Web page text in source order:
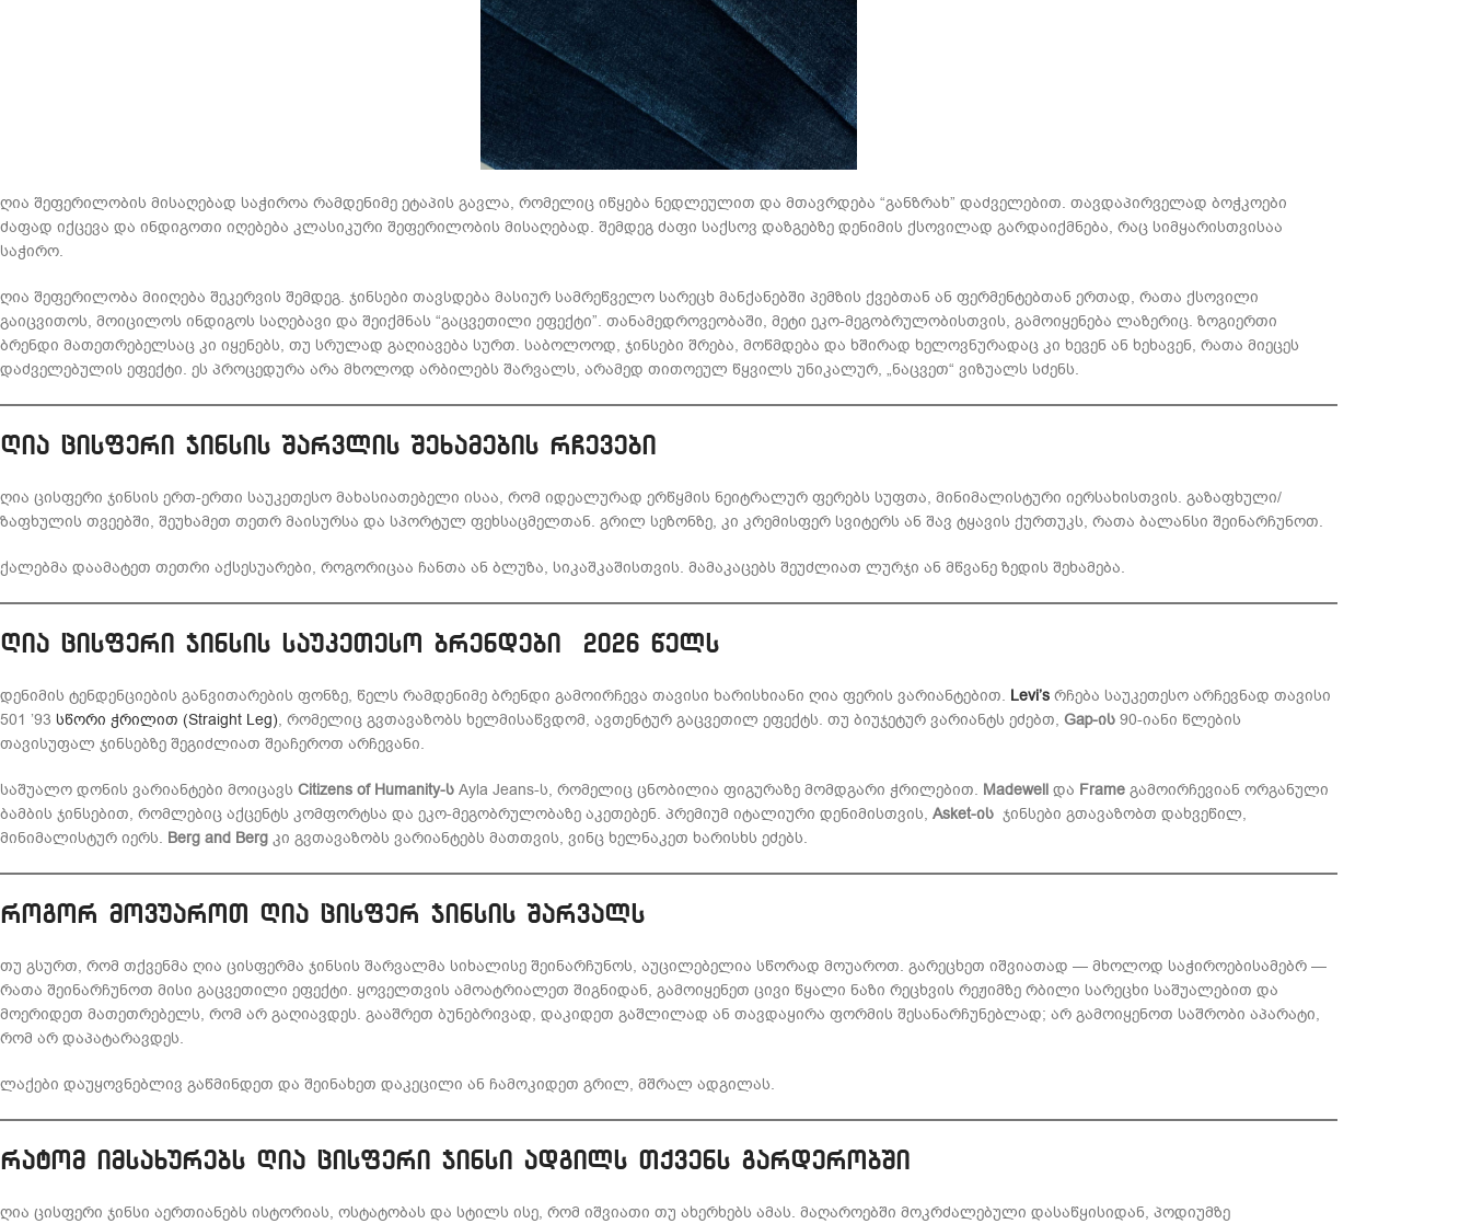
ღია შეფერილობის მისაღებად საჭიროა რამდენიმე ეტაპის გავლა, რომელიც იწყება ნედლეულით და მთავრდება “განზრახ” დაძველებით. თავდაპირველად ბოჭკოები
ძაფად იქცევა და ინდიგოთი იღებება კლასიკური შეფერილობის მისაღებად. შემდეგ ძაფი საქსოვ დაზგებზე დენიმის ქსოვილად გარდაიქმნება, რაც სიმყარისთვისაა
საჭირო.
ღია შეფერილობა მიიღება შეკერვის შემდეგ. ჯინსები თავსდება მასიურ სამრეწველო სარეცხ მანქანებში პემზის ქვებთან ან ფერმენტებთან ერთად, რათა ქსოვილი
გაიცვითოს, მოიცილოს ინდიგოს საღებავი და შეიქმნას “გაცვეთილი ეფექტი”. თანამედროვეობაში, მეტი ეკო-მეგობრულობისთვის, გამოიყენება ლაზერიც. ზოგიერთი
ბრენდი მათეთრებელსაც კი იყენებს, თუ სრულად გაღიავება სურთ. საბოლოოდ, ჯინსები შრება, მოწმდება და ხშირად ხელოვნურადაც კი ხევენ ან ხეხავენ, რათა მიეცეს
დაძველებულის ეფექტი. ეს პროცედურა არა მხოლოდ არბილებს შარვალს, არამედ თითოეულ წყვილს უნიკალურ, „ნაცვეთ“ ვიზუალს სძენს.
ღია ცისფერი ჯინსის შარვლის შეხამების რჩევები
ღია ცისფერი ჯინსის ერთ-ერთი საუკეთესო მახასიათებელი ისაა, რომ იდეალურად ერწყმის ნეიტრალურ ფერებს სუფთა, მინიმალისტური იერსახისთვის. გაზაფხული/
ზაფხულის თვეებში, შეუხამეთ თეთრ მაისურსა და სპორტულ ფეხსაცმელთან. გრილ სეზონზე, კი კრემისფერ სვიტერს ან შავ ტყავის ქურთუკს, რათა ბალანსი შეინარჩუნოთ.
ქალებმა დაამატეთ თეთრი აქსესუარები, როგორიცაა ჩანთა ან ბლუზა, სიკაშკაშისთვის. მამაკაცებს შეუძლიათ ლურჯი ან მწვანე ზედის შეხამება.
ღია ცისფერი ჯინსის საუკეთესო ბრენდები 2026 წელს
დენიმის ტენდენციების განვითარების ფონზე, წელს რამდენიმე ბრენდი გამოირჩევა თავისი ხარისხიანი ღია ფერის ვარიანტებით. Levi’s რჩება საუკეთესო არჩევნად თავისი
501 ’93 სწორი ჭრილით (Straight Leg), რომელიც გვთავაზობს ხელმისაწვდომ, ავთენტურ გაცვეთილ ეფექტს. თუ ბიუჯეტურ ვარიანტს ეძებთ, Gap-ის 90-იანი წლების
თავისუფალ ჯინსებზე შეგიძლიათ შეაჩეროთ არჩევანი.
საშუალო დონის ვარიანტები მოიცავს Citizens of Humanity-ს Ayla Jeans-ს, რომელიც ცნობილია ფიგურაზე მომდგარი ჭრილებით. Madewell და Frame გამოირჩევიან ორგანული
ბამბის ჯინსებით, რომლებიც აქცენტს კომფორტსა და ეკო-მეგობრულობაზე აკეთებენ. პრემიუმ იტალიური დენიმისთვის, Asket-ის ჯინსები გთავაზობთ დახვეწილ,
მინიმალისტურ იერს. Berg and Berg კი გვთავაზობს ვარიანტებს მათთვის, ვინც ხელნაკეთ ხარისხს ეძებს.
როგორ მოვუაროთ ღია ცისფერ ჯინსის შარვალს
თუ გსურთ, რომ თქვენმა ღია ცისფერმა ჯინსის შარვალმა სიხალისე შეინარჩუნოს, აუცილებელია სწორად მოუაროთ. გარეცხეთ იშვიათად — მხოლოდ საჭიროებისამებრ —
რათა შეინარჩუნოთ მისი გაცვეთილი ეფექტი. ყოველთვის ამოატრიალეთ შიგნიდან, გამოიყენეთ ცივი წყალი ნაზი რეცხვის რეჟიმზე რბილი სარეცხი საშუალებით და
მოერიდეთ მათეთრებელს, რომ არ გაღიავდეს. გააშრეთ ბუნებრივად, დაკიდეთ გაშლილად ან თავდაყირა ფორმის შესანარჩუნებლად; არ გამოიყენოთ საშრობი აპარატი,
რომ არ დაპატარავდეს.
ლაქები დაუყოვნებლივ გაწმინდეთ და შეინახეთ დაკეცილი ან ჩამოკიდეთ გრილ, მშრალ ადგილას.
რატომ იმსახურებს ღია ცისფერი ჯინსი ადგილს თქვენს გარდერობში
ღია ცისფერი ჯინსი აერთიანებს ისტორიას, ოსტატობას და სტილს ისე, რომ იშვიათი თუ ახერხებს ამას. მაღაროებში მოკრძალებული დასაწყისიდან, პოდიუმზე